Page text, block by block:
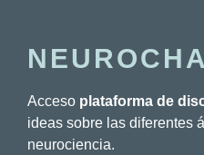
Acceso plataforma de
ideas sobre las diferentes
neurociencia.